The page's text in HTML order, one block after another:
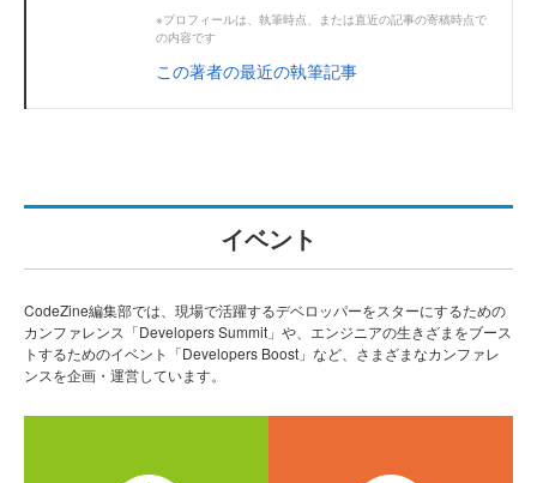
※プロフィールは、執筆時点、または直近の記事の寄稿時点で
の内容です
この著者の最近の執筆記事
イベント
CodeZine編集部では、現場で活躍するデベロッパーをスターにするための
カンファレンス「Developers Summit」や、エンジニアの生きざまをブース
トするためのイベント「Developers Boost」など、さまざまなカンファレ
ンスを企画・運営しています。